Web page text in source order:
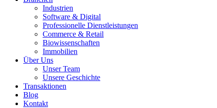
Industrien
Software & Digital
Professionelle Dienstleistungen
Commerce & Retail
Biowissenschaften
Immobilien
Über Uns
Unser Team
Unsere Geschichte
Transaktionen
Blog
Kontakt